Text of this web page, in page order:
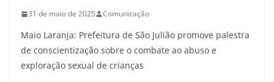
31 de maio de 2025 Comunicação
Maio Laranja: Prefeitura de São Julião promove palestra
de conscientização sobre o combate ao abuso e
exploração sexual de crianças